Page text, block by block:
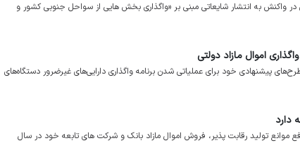
در واکنش به انتشار شایعاتی مبنی بر «واگذاری بخش هایی از سواحل جنوبی کشور و
اموال مازاد دولتی
پیشنهادی خود برای عملیاتی شدن برنامه واگذاری دارایی‌های غیرضرور دستگاه‌های
دارد
موانع تولید رقابت پذیر، فروش اموال مازاد بانک و شرکت های تابعه خود در سال